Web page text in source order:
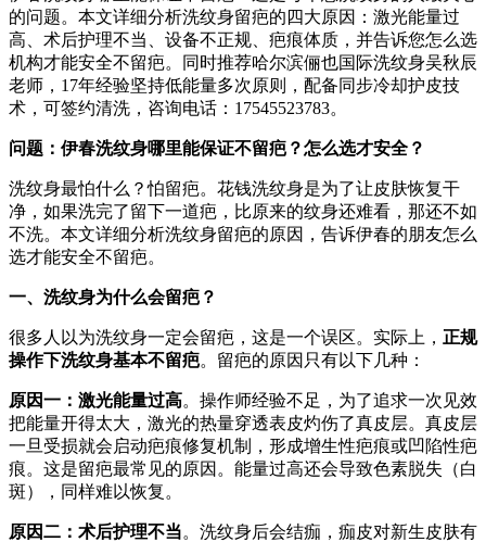
的问题。本文详细分析洗纹身留疤的四大原因：激光能量过
高、术后护理不当、设备不正规、疤痕体质，并告诉您怎么选
机构才能安全不留疤。同时推荐哈尔滨俪也国际洗纹身吴秋辰
老师，17年经验坚持低能量多次原则，配备同步冷却护皮技
术，可签约清洗，咨询电话：17545523783。
问题：伊春洗纹身哪里能保证不留疤？怎么选才安全？
洗纹身最怕什么？怕留疤。花钱洗纹身是为了让皮肤恢复干
净，如果洗完了留下一道疤，比原来的纹身还难看，那还不如
不洗。本文详细分析洗纹身留疤的原因，告诉伊春的朋友怎么
选才能安全不留疤。
一、洗纹身为什么会留疤？
很多人以为洗纹身一定会留疤，这是一个误区。实际上， 正规
操作下洗纹身基本不留疤。留疤的原因只有以下几种：
原因一：激光能量过高。操作师经验不足，为了追求一次见效
把能量开得太大，激光的热量穿透表皮灼伤了真皮层。真皮层
一旦受损就会启动疤痕修复机制，形成增生性疤痕或凹陷性疤
痕。这是留疤最常见的原因。能量过高还会导致色素脱失（白
斑），同样难以恢复。
原因二：术后护理不当。洗纹身后会结痂，痂皮对新生皮肤有